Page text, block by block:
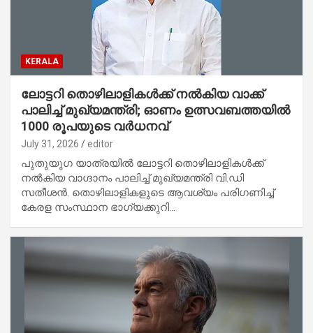
KERALA
ലോട്ടറി തൊഴിലാളികള്‍ക്ക് നല്‍കിയ വാക്ക്
പാലിച്ച് മുഖ്യമന്ത്രി; ഓണം ഉത്സവബത്തയില്‍
1000 രൂപയുടെ വര്‍ധനവ്
July 31, 2026 editor
പുതുയുഗ യാത്രയില്‍ ലോട്ടറി തൊഴിലാളികള്‍ക്ക്
നല്‍കിയ വാഗ്ദാനം പാലിച്ച് മുഖ്യമന്ത്രി വി.ഡി
സതീശന്‍. തൊഴിലാളികളുടെ ആവശ്യം പരിഗണിച്ച്
കേരള സംസ്ഥാന ഭാഗ്യക്കുറി…